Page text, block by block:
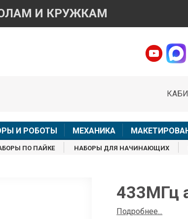
И КРУЖКАМ
И РОБОТЫ МЕХАНИКА
ПО ПАЙКЕ НАБОРЫ ДЛЯ НАЧИНАЮЩИХ
433МГц
Подробнее...
×
товара
17 38
не обслуживаются
Менеджер
8 (499) 500-14-56